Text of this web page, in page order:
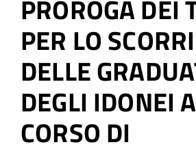
PROROGA DEI
PER LO
DELLE
DEGLI IDONEI
CORSO DI